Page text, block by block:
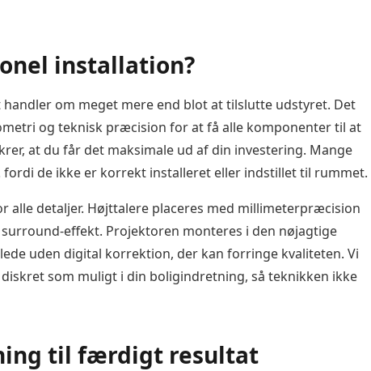
installation?
om meget mere end blot at tilslutte udstyret. Det
og teknisk præcision for at få alle komponenter til at
at du får det maksimale ud af din investering. Mange
de ikke er korrekt installeret eller indstillet til rummet.
alle detaljer. Højttalere placeres med millimeterpræcision
effekt. Projektoren monteres i den nøjagtige
uden digital korrektion, der kan forringe kvaliteten. Vi
som muligt i din boligindretning, så teknikken ikke
til færdigt resultat